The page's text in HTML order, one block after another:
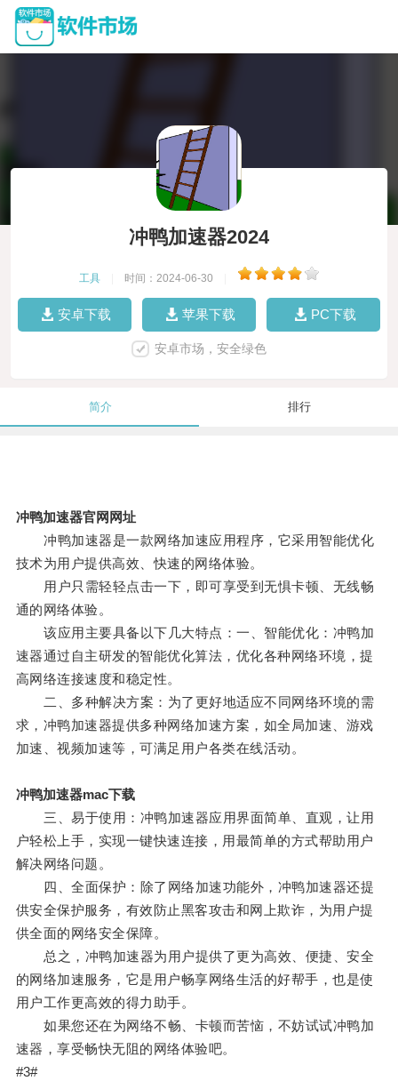
冲鸭加速器2024
工具 时间：2024-06-30
安卓下载 苹果下载 PC下载
安卓市场，安全绿色
简介 排行
冲鸭加速器官网网址
冲鸭加速器是一款网络加速应用程序，它采用智能优化
技术为用户提供高效、快速的网络体验。
用户只需轻轻点击一下，即可享受到无惧卡顿、无线畅
通的网络体验。
该应用主要具备以下几大特点：一、智能优化：冲鸭加
速器通过自主研发的智能优化算法，优化各种网络环境，提
高网络连接速度和稳定性。
二、多种解决方案：为了更好地适应不同网络环境的需
求，冲鸭加速器提供多种网络加速方案，如全局加速、游戏
加速、视频加速等，可满足用户各类在线活动。
冲鸭加速器mac下载
三、易于使用：冲鸭加速器应用界面简单、直观，让用
户轻松上手，实现一键快速连接，用最简单的方式帮助用户
解决网络问题。
四、全面保护：除了网络加速功能外，冲鸭加速器还提
供安全保护服务，有效防止黑客攻击和网上欺诈，为用户提
供全面的网络安全保障。
总之，冲鸭加速器为用户提供了更为高效、便捷、安全
的网络加速服务，它是用户畅享网络生活的好帮手，也是使
用户工作更高效的得力助手。
如果您还在为网络不畅、卡顿而苦恼，不妨试试冲鸭加
速器，享受畅快无阻的网络体验吧。
#3#